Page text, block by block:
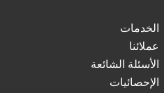
الخدمات
عملائنا
الأسئلة الشائعة
الإحصائيات